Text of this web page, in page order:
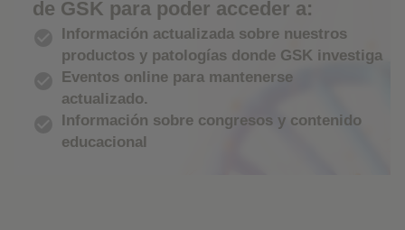
de GSK para poder acceder a:
Información actualizada sobre nuestros
productos y patologías donde GSK investiga
Eventos online para mantenerse
actualizado.
Información sobre congresos y contenido
educacional